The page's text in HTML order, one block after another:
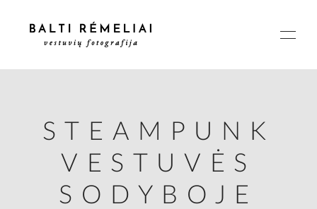
PAGRINDINIS
STEAMPUNK
VESTUVĖS
SODYBOJE